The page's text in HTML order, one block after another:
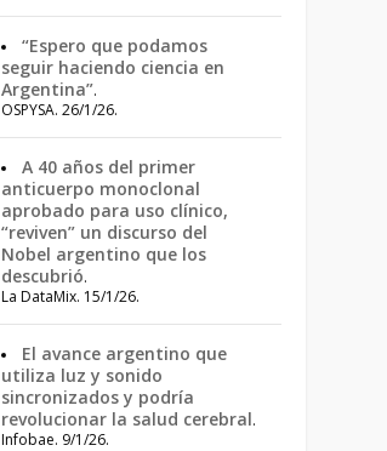
“Espero que podamos
seguir haciendo ciencia en
Argentina”.
OSPYSA. 26/1/26.
A 40 años del primer
anticuerpo monoclonal
aprobado para uso clínico,
“reviven” un discurso del
Nobel argentino que los
descubrió.
La DataMix. 15/1/26.
El avance argentino que
utiliza luz y sonido
sincronizados y podría
revolucionar la salud cerebral.
Infobae. 9/1/26.